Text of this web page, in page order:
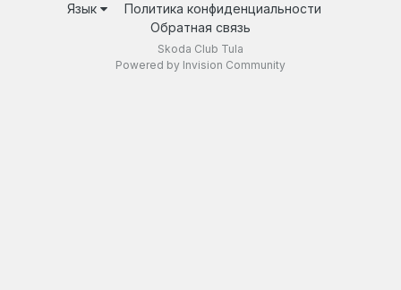
Язык
Политика конфиденциальности
Обратная связь
Skoda Club Tula
Powered by Invision Community